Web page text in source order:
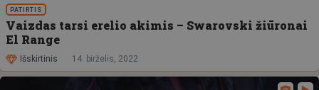
PATIRTIS
Vaizdas tarsi erelio akimis – Swarovski žiūronai
El Range
Išskirtinis 14. birželis, 2022